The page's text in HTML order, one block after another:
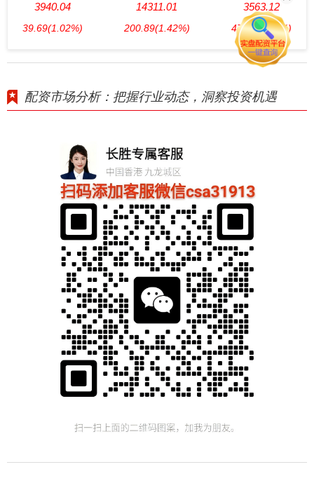
3940.04
39.69(1.02%)
14311.01
200.89(1.42%)
3563.12
47.56(1.35%)
配资市场分析：把握行业动态，洞察投资机遇